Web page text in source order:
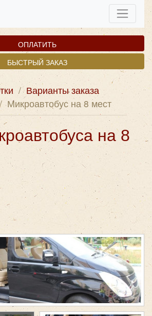
ОПЛАТИТЬ
БЫСТРЫЙ ЗАКАЗ
/ Варианты заказа
/ Микроавтобус на 8 мест
на 8